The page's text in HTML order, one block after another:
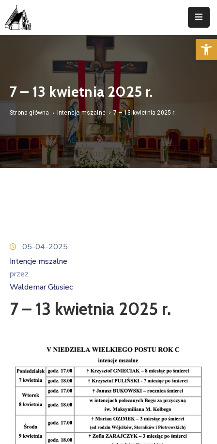
Duszpasterstwo
Cmentarz
Kancelaria
7 – 13 kwietnia 2025 r.
Strona główna Intencje mszalne 7 – 13 kwietnia 2025 r.
05-04-2025
Intencje mszalne
przez
Waldemar Głusiec
7 – 13 kwietnia 2025 r.